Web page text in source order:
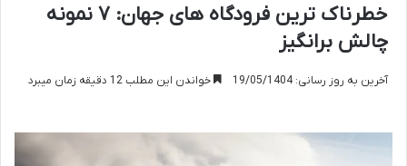
خطرناک ترین فرودگاه های جهان: ۷ نمونه
چالش برانگیز
آخرین به روز رسانی: 19/05/1404 خواندن این مطلب 12 دقیقه زمان میبرد